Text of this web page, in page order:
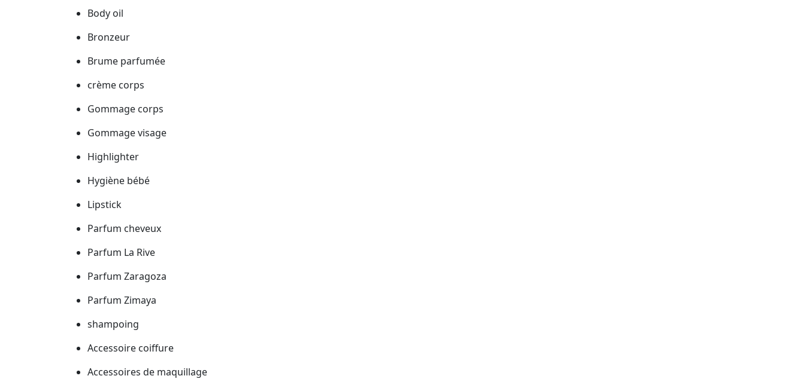
Body oil
Bronzeur
Brume parfumée
crème corps
Gommage corps
Gommage visage
Highlighter
Hygiène bébé
Lipstick
Parfum cheveux
Parfum La Rive
Parfum Zaragoza
Parfum Zimaya
shampoing
Accessoire coiffure
Accessoires de maquillage